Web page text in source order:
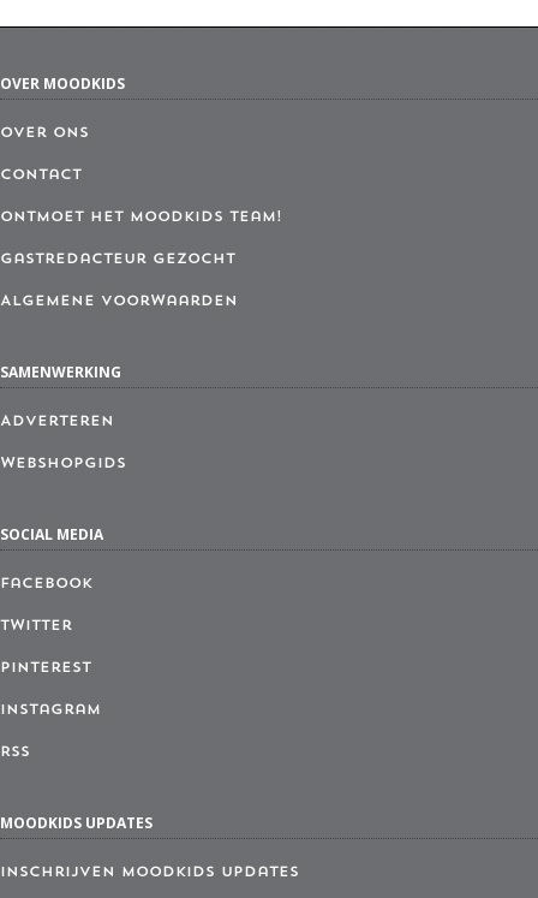
OVER MOODKIDS
Over ons
Contact
Ontmoet het MoodKids Team!
Gastredacteur gezocht
Algemene Voorwaarden
SAMENWERKING
Adverteren
Webshopgids
SOCIAL MEDIA
Facebook
Twitter
Pinterest
Instagram
RSS
MOODKIDS UPDATES
Inschrijven MoodKids Updates